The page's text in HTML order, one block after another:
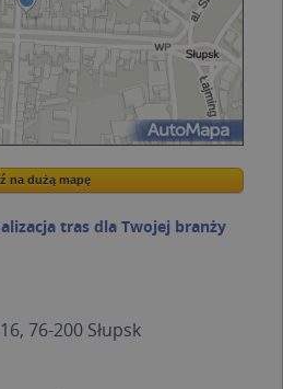
stronę
na dużą mapę
na dużą mapę
tras dla Twojej branży
76-200 Słupsk